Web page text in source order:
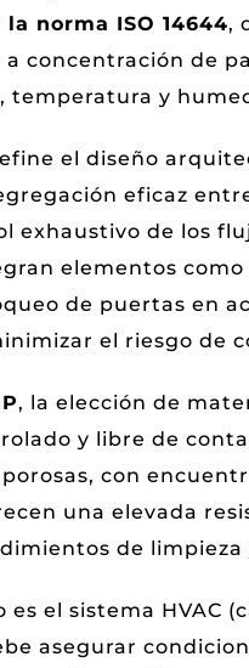
la norma ISO 14644,
concentración de
temperatura y
el diseño
eficaz
exhaustivo de los
elementos
de puertas en
el riesgo de
, la elección de
y libre de
con
una elevada
de limpieza
el sistema HVAC
asegurar